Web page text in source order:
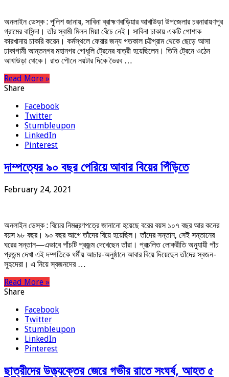
অনলাইন ডেস্ক : পুলিশ জানায়, সাবিনা ব্রাহ্মণবাড়িয়ার আখাউড়া উপজেলার চরনারায়ণপুর
গ্রামের বাসিন্দা। তাঁর স্বামী মিলন মিয়া বেঁচে নেই। সাবিনা ঢাকায় একটি পোশাক
কারখানায় চাকরি করেন। কর্মস্থলে ফেরার জন্য গতকাল চট্টগ্রাম থেকে ছেড়ে আসা
ঢাকাগামী আন্তনগর মহানগর গোধূলি ট্রেনের যাত্রী হয়েছিলেন। তিনি ট্রেনে ওঠেন
আখাউড়া থেকে। রাত পৌনে নয়টার দিকে ভৈরব …
Read More »
Share
Facebook
Twitter
Stumbleupon
LinkedIn
Pinterest
দাম্পত্যের ৯০ বছর পেরিয়ে আবার বিয়ের পিঁড়িতে
February 24, 2021
অনলাইন ডেস্ক : বিয়ের নিমন্ত্রণপত্রে জানানো হয়েছে বরের বয়স ১০৭ বছর আর কনের
বয়স ৯৮ বছর। ৯০ বছর আগে তাঁদের বিয়ে হয়েছিল। তাঁদের সন্তান, সেই সন্তানের
ঘরের সন্তান—এভাবে পাঁচটি প্রজন্ম দেখেছেন তাঁরা। প্রচলিত লোকরীতি অনুযায়ী পাঁচ
প্রজন্ম দেখা এই দম্পতিকে ধর্মীয় আচার-অনুষ্ঠানে আবার বিয়ে দিয়েছেন তাঁদের স্বজন-
সুহৃদেরা। এ নিয়ে স্বজনদের …
Read More »
Share
Facebook
Twitter
Stumbleupon
LinkedIn
Pinterest
ছাত্রীদের উত্ত্যক্তের জেরে গভীর রাতে সংঘর্ষ, আহত ৫